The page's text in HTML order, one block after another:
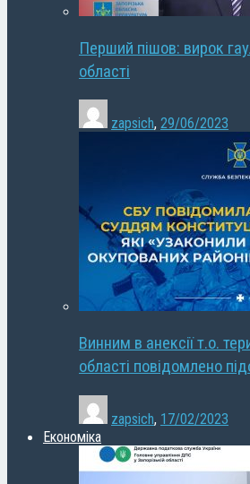
Перший пішов: вирок
області
zapsich, 29/06/2023
Винним в анексії т.о.
області повідомлено
zapsich, 17/02/2023
Економіка